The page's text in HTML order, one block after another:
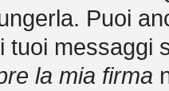
Puoi
tuoi messaggi
la mia firma